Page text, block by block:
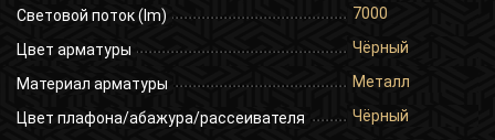
Световой поток (lm) 7000
Цвет арматуры Чёрный
Материал арматуры Металл
Цвет плафона/абажура/рассеивателя Чёрный